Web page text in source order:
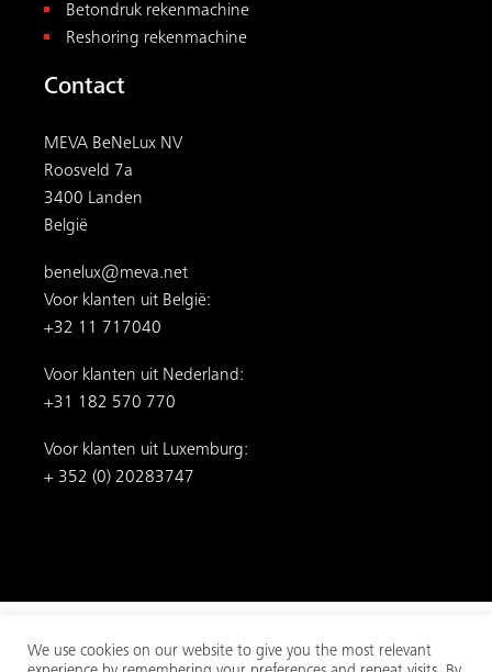
Betondruk rekenmachine
Reshoring rekenmachine
Contact
MEVA BeNeLux NV
Roosveld 7a
3400 Landen
België
benelux@meva.net
Voor klanten uit België:
+32 11 717040
Voor klanten uit Nederland:
+31 182 570 770
Voor klanten uit Luxemburg:
+ 352 (0) 20283747
We use cookies on our website to give you the most relevant